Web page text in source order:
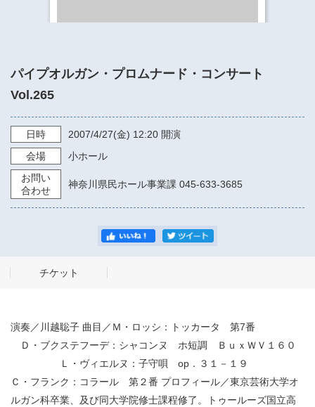
パイプオルガン・プロムナード・コンサート
Vol.265
日時 2007/4/27(金) 12:20 開演
会場
小ホール
お問い
合わせ
神奈川県民ホール事業課 045-633-3685
チケット
演奏／川越聡子 曲目／Ｍ・ロッシ：トッカータ 第7番
Ｄ・ブクステフーデ：シャコンヌ ホ短調 ＢｕｘＷＶ１６０
Ｌ・ヴィエルヌ：子守唄 op．３１－１９
Ｃ・フランク：コラール 第２番 プロフィール／東京芸術大学オ
ルガン科卒業、及び同大学院修士課程修了。トゥールーズ国立高